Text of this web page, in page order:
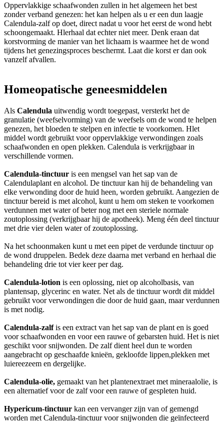
Oppervlakkige schaafwonden zullen in het algemeen het best
zonder verband genezen: het kan helpen als u er een dun laagje
Calendula-zalf op doet, direct nadat u voor het eerst de wond hebt
schoongemaakt. Hlerhaal dat echter niet meer. Denk eraan dat
korstvorming de manier van het lichaam is waarmee het de wond
tijdens het genezingsproces beschermt. Laat die korst er dan ook
vanzelf afvallen.
Homeopatische geneesmiddelen
Als Calendula uitwendig wordt toegepast, versterkt het de
granulatie (weefselvorming) van de weefsels om de wond te helpen
genezen, het bloeden te stelpen en infectie te voorkomen. Hlet
middel wordt gebruikt voor oppervlakkige verwondingen zoals
schaafwonden en open plekken. Calendula is verkrijgbaar in
verschillende vormen.
Calendula-tinctuur is een mengsel van het sap van de
Calendulaplant en alcohol. De tinctuur kan hij de behandeling van
elke verwonding door de huid heen, worden gebruikt. Aangezien de
tinctuur bereid is met alcohol, kunt u hem om steken te voorkomen
verdunnen met water of beter nog met een steriele normale
zoutoplossing (verkrijgbaar hij de apotheek). Meng één deel tinctuur
met drie vier delen water of zoutoplossing.
Na het schoonmaken kunt u met een pipet de verdunde tinctuur op
de wond druppelen. Bedek deze daarna met verband en herhaal die
behandeling drie tot vier keer per dag.
Calendula-lotion is een oplossing, niet op alcoholbasis, van
plantensap, glycerinc en water. Net als de tinctuur wordt dit middel
gebruikt voor verwondingen die door de huid gaan, maar verdunnen
is met nodig.
Calendula-zalfis een extract van het sap van de plant en is goed
voor schaafwonden en voor een rauwe of gebarsten huid. Het is niet
geschikt voor snijwonden. De zalf dient heel dun te worden
aangebracht op geschaafde knieën, gekloofde lippen,plekken met
luiereezeem en dergelijke.
Calendula-olie, gemaakt van het plantenextraet met mineraalolie, is
een alternatief voor de zalf voor een rauwe of gespleten huid.
Hypericum-tinctuur kan een vervanger zijn van of gemengd
worden met Calendula-tinctuur voor snijwonden die geïnfecteerd